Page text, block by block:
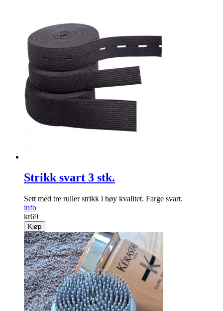
Strikk svart 3 stk.
Sett med tre ruller strikk i høy kvalitet. Farge svart.
info
kr69
Kjøp